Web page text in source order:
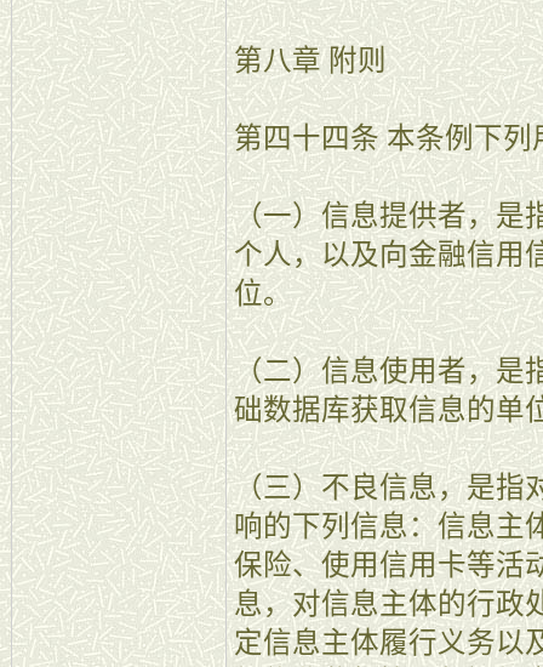
第八章 附则
第四十四条 本条例下列
（一）信息提供者，是
个人，以及向金融信用
位。
（二）信息使用者，是
础数据库获取信息的单
（三）不良信息，是指
响的下列信息：信息主
保险、使用信用卡等活
息，对信息主体的行政
定信息主体履行义务以